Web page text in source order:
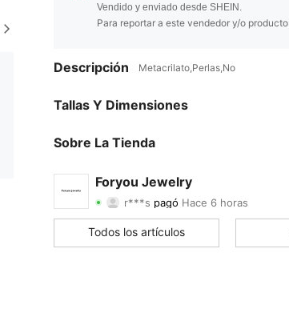
Vendido y enviado desde SHEIN.
Para reportar a este vendedor y/o producto
Descripción Metacrilato,Perlas,No
Tallas Y Dimensiones
Sobre La Tienda
Foryou Jewelry
4.90
4.90
4.90 375
r***s pagóHace 6 horas
e***8 seguidoHace 17 horas
4.90 375 29K
Todos los artículos